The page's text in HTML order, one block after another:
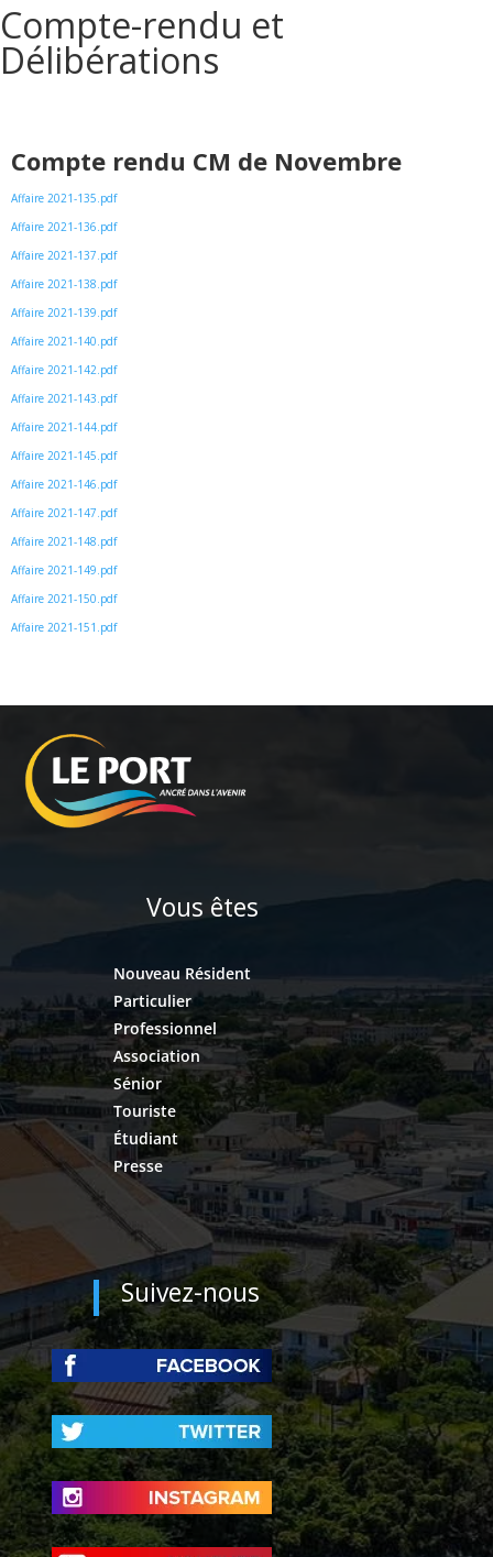
Compte-rendu et
Délibérations
Compte rendu CM de Novembre
Affaire 2021-135.pdf
Affaire 2021-136.pdf
Affaire 2021-137.pdf
Affaire 2021-138.pdf
Affaire 2021-139.pdf
Affaire 2021-140.pdf
Affaire 2021-142.pdf
Affaire 2021-143.pdf
Affaire 2021-144.pdf
Affaire 2021-145.pdf
Affaire 2021-146.pdf
Affaire 2021-147.pdf
Affaire 2021-148.pdf
Affaire 2021-149.pdf
Affaire 2021-150.pdf
Affaire 2021-151.pdf
Vous êtes
Nouveau Résident
Particulier
Professionnel
Association
Sénior
Touriste
Étudiant
Presse
Suivez-nous